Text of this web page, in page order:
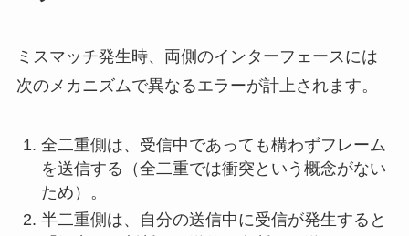
ミスマッチ発生時、両側のインターフェースには
次のメカニズムで異なるエラーが計上されます。
全二重側は、受信中であっても構わずフレーム
を送信する（全二重では衝突という概念がない
ため）。
半二重側は、自分の送信中に受信が発生すると